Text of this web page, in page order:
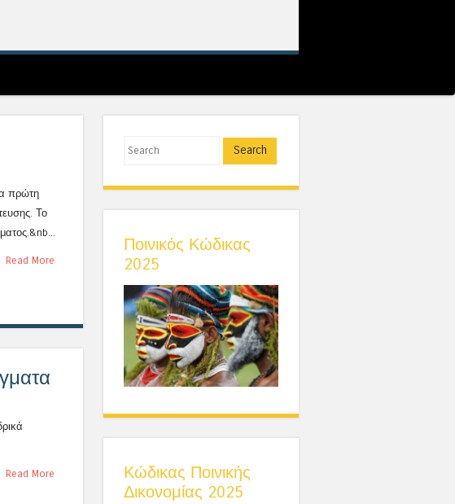
πρώτη
Το
Read More
Read More
Search
Ποινικός Κώδικας
2025
Κώδικας Ποινικής
Δικονομίας 2025